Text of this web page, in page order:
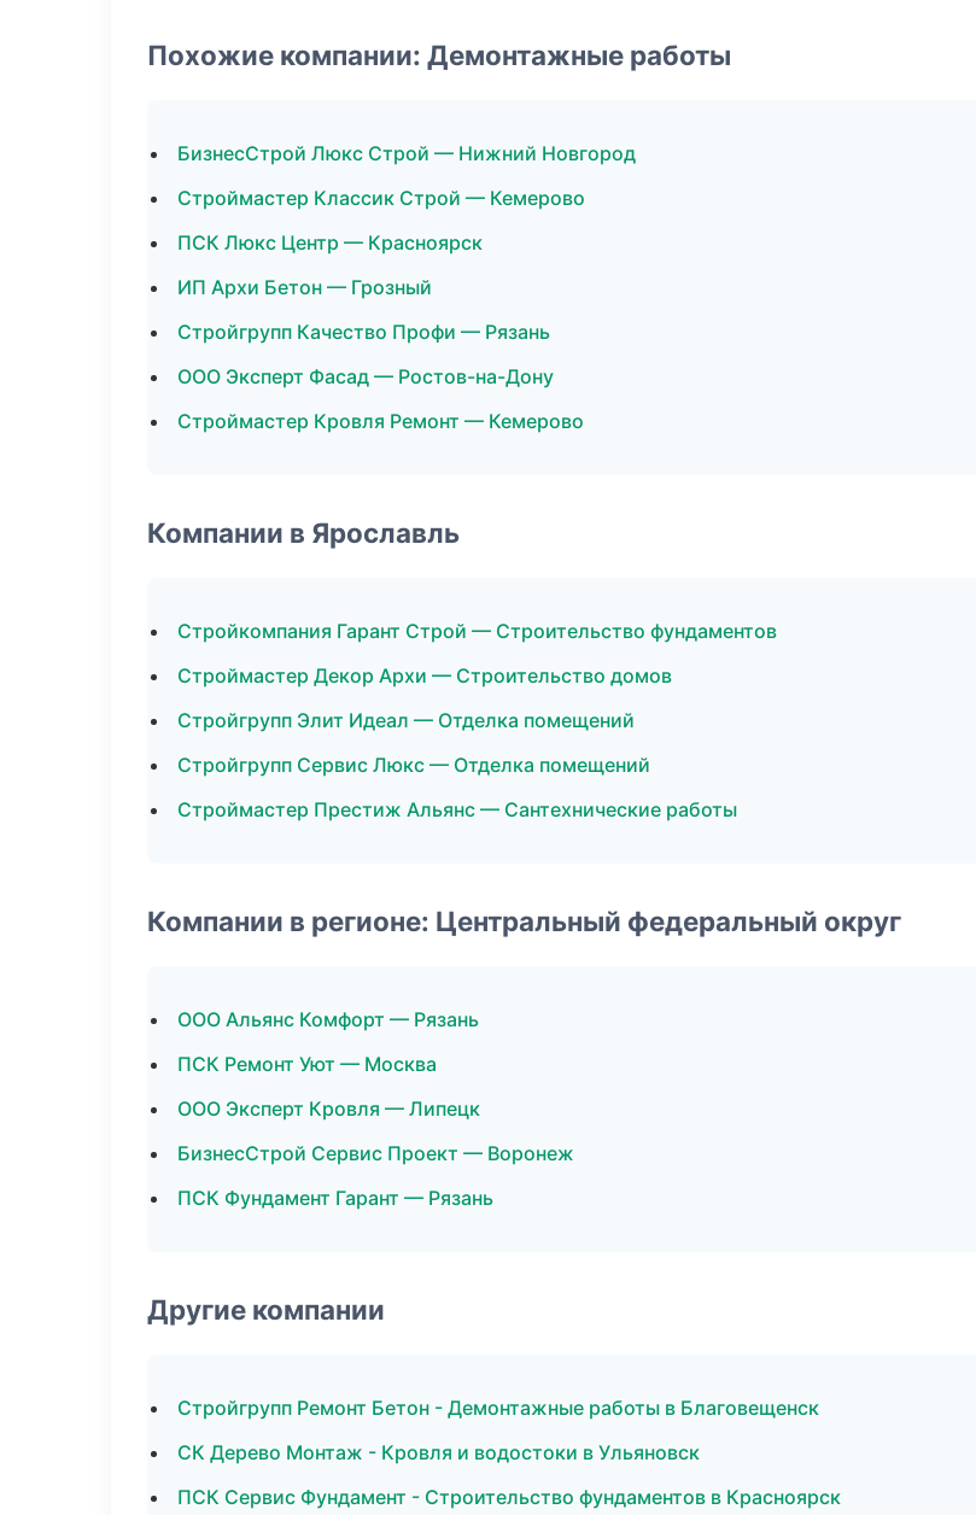
Похожие компании: Демонтажные работы
БизнесСтрой Люкс Строй — Нижний Новгород
Строймастер Классик Строй — Кемерово
ПСК Люкс Центр — Красноярск
ИП Архи Бетон — Грозный
Стройгрупп Качество Профи — Рязань
ООО Эксперт Фасад — Ростов-на-Дону
Строймастер Кровля Ремонт — Кемерово
Компании в Ярославль
Стройкомпания Гарант Строй — Строительство фундаментов
Строймастер Декор Архи — Строительство домов
Стройгрупп Элит Идеал — Отделка помещений
Стройгрупп Сервис Люкс — Отделка помещений
Строймастер Престиж Альянс — Сантехнические работы
Компании в регионе: Центральный федеральный округ
ООО Альянс Комфорт — Рязань
ПСК Ремонт Уют — Москва
ООО Эксперт Кровля — Липецк
БизнесСтрой Сервис Проект — Воронеж
ПСК Фундамент Гарант — Рязань
Другие компании
Стройгрупп Ремонт Бетон - Демонтажные работы в Благовещенск
СК Дерево Монтаж - Кровля и водостоки в Ульяновск
ПСК Сервис Фундамент - Строительство фундаментов в Красноярск